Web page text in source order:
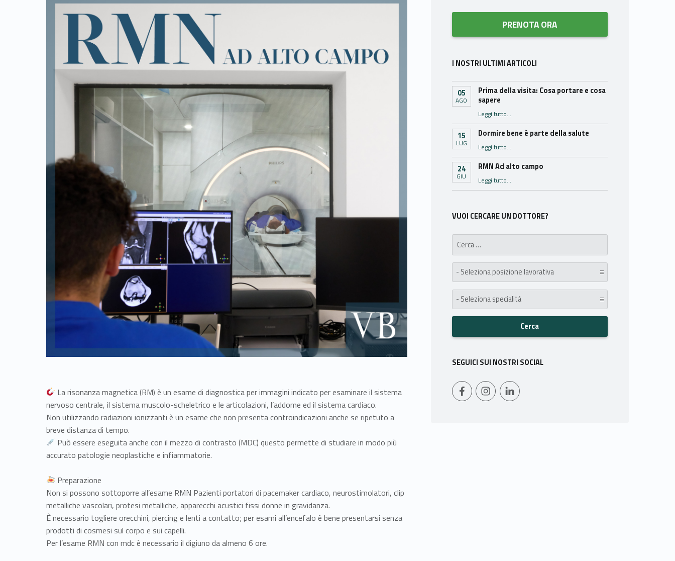
La risonanza magnetica (RM) è un esame di diagnostica per immagini indicato per esaminare il sistema
nervoso centrale, il sistema muscolo-scheletrico e le articolazioni, l’addome ed il sistema cardiaco.
Non utilizzando radiazioni ionizzanti è un esame che non presenta controindicazioni anche se ripetuto a
breve distanza di tempo.
Può essere eseguita anche con il mezzo di contrasto (MDC) questo permette di studiare in modo più
accurato patologie neoplastiche e infiammatorie.
Preparazione
Non si possono sottoporre all’esame RMN Pazienti portatori di pacemaker cardiaco, neurostimolatori, clip
metalliche vascolari, protesi metalliche, apparecchi acustici fissi donne in gravidanza.
È necessario togliere orecchini, piercing e lenti a contatto; per esami all’encefalo è bene presentarsi senza
prodotti di cosmesi sul corpo e sui capelli.
Per l’esame RMN con mdc è necessario il digiuno da almeno 6 ore.
PRENOTA ORA
I NOSTRI ULTIMI ARTICOLI
05
AGO
Prima della visita: Cosa portare e cosa
sapere
Leggi tutto…
15
LUG
Dormire bene è parte della salute
Leggi tutto…
24
GIU
RMN Ad alto campo
Leggi tutto…
VUOI CERCARE UN DOTTORE?
SEGUICI SUI NOSTRI SOCIAL
WebMan on FacebookInstagramLinkedIn